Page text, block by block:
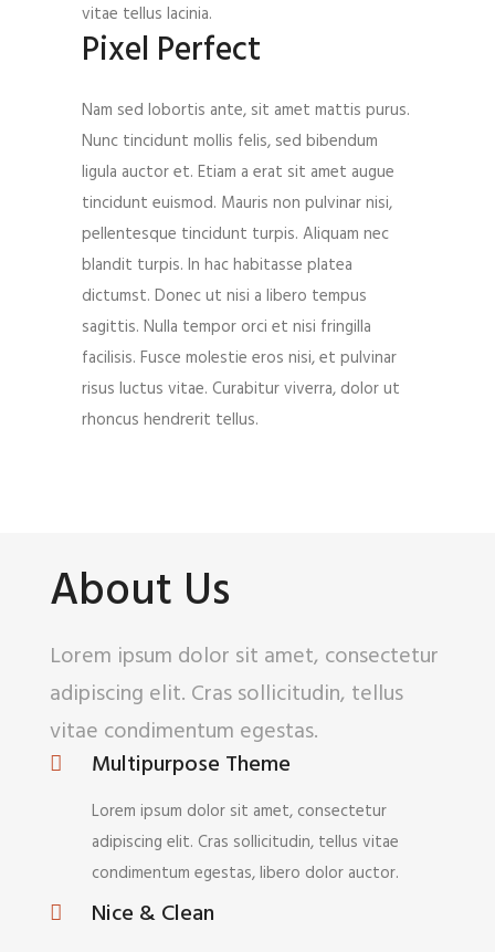
vitae tellus lacinia.
Pixel Perfect
Nam sed lobortis ante, sit amet mattis purus.
Nunc tincidunt mollis felis, sed bibendum
ligula auctor et. Etiam a erat sit amet augue
tincidunt euismod. Mauris non pulvinar nisi,
pellentesque tincidunt turpis. Aliquam nec
blandit turpis. In hac habitasse platea
dictumst. Donec ut nisi a libero tempus
sagittis. Nulla tempor orci et nisi fringilla
facilisis. Fusce molestie eros nisi, et pulvinar
risus luctus vitae. Curabitur viverra, dolor ut
rhoncus hendrerit tellus.
About Us
Lorem ipsum dolor sit amet, consectetur
adipiscing elit. Cras sollicitudin, tellus
vitae condimentum egestas.
Multipurpose Theme
Lorem ipsum dolor sit amet, consectetur
adipiscing elit. Cras sollicitudin, tellus vitae
condimentum egestas, libero dolor auctor.
Nice & Clean